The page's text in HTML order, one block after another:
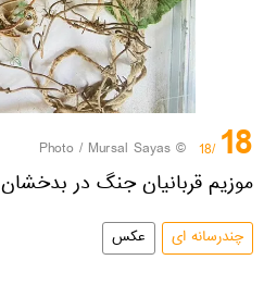
18
/18
© Photo / Mursal Sayas
موزیم قربانیان جنگ در بدخشان
چندرسانه ای عکس